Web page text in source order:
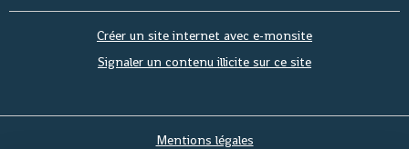
Créer un site internet avec e-monsite
Signaler un contenu illicite sur ce site
Mentions légales